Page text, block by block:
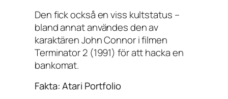
Den fick också en viss kultstatus –
bland annat användes den av
karaktären John Connor i filmen
Terminator 2(1991) för att hacka en
bankomat.
Fakta: Atari Portfolio